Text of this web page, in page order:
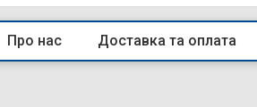
Про нас Доставка та оплата